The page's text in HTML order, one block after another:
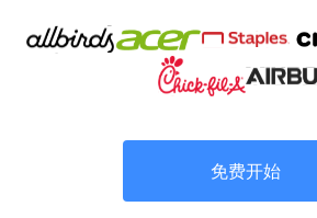
免费开始